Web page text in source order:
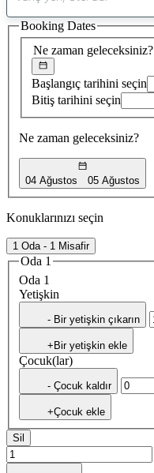
Ne zaman geleceksiniz?
Başlangıç tarihini seçin
Bitiş tarihini seçin
Ne zaman geleceksiniz?
04 Ağustos 05 Ağustos
Booking Dates
Konuklarınızı seçin
1 Oda - 1 Misafir
Oda 1
Oda 1
Yetişkin
- Bir yetişkin çıkarın
+Bir yetişkin ekle
Çocuk(lar)
- Çocuk kaldır
+Çocuk ekle
Sil